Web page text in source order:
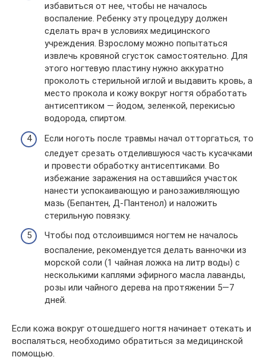
избавиться от нее, чтобы не началось
воспаление. Ребенку эту процедуру должен
сделать врач в условиях медицинского
учреждения. Взрослому можно попытаться
извлечь кровяной сгусток самостоятельно. Для
этого ногтевую пластину нужно аккуратно
проколоть стерильной иглой и выдавить кровь, а
место прокола и кожу вокруг ногтя обработать
антисептиком — йодом, зеленкой, перекисью
водорода, спиртом.
Если ноготь после травмы начал отторгаться, то
следует срезать отделившуюся часть кусачками
и провести обработку антисептиками. Во
избежание заражения на оставшийся участок
нанести успокаивающую и ранозаживляющую
мазь (Бепантен, Д-Пантенол) и наложить
стерильную повязку.
Чтобы под отслоившимся ногтем не началось
воспаление, рекомендуется делать ванночки из
морской соли (1 чайная ложка на литр воды) с
несколькими каплями эфирного масла лаванды,
розы или чайного дерева на протяжении 5—7
дней.
Если кожа вокруг отошедшего ногтя начинает отекать и
воспаляться, необходимо обратиться за медицинской
помощью.